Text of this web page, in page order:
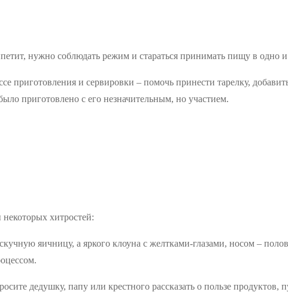
нужно соблюдать режим и стараться принимать пищу в одно
приготовления и сервировки – помочь принести тарелку,
приготовлено с его незначительным, но участием.
хитростей:
яичницу, а яркого клоуна с желтками-глазами, носом –
дедушку, папу или крестного рассказать о пользе